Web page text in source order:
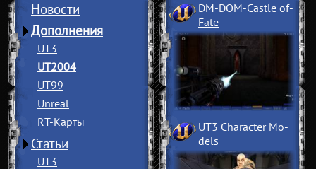
Новости
Дополнения
UT3
UT2004
UT99
Unreal
RT-Карты
Статьи
UT3
DM-DOM-Castle of­
Fate
UT3 Character Mo­
dels